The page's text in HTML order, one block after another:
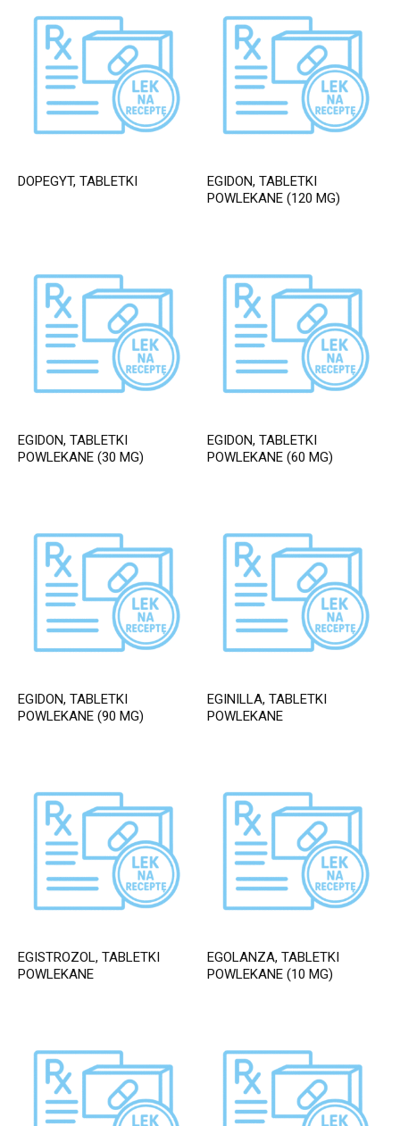
DOPEGYT, TABLETKI
EGIDON, TABLETKI
POWLEKANE (120 MG)
EGIDON, TABLETKI
POWLEKANE (30 MG)
EGIDON, TABLETKI
POWLEKANE (60 MG)
EGIDON, TABLETKI
POWLEKANE (90 MG)
EGINILLA, TABLETKI
POWLEKANE
EGISTROZOL, TABLETKI
POWLEKANE
EGOLANZA, TABLETKI
POWLEKANE (10 MG)